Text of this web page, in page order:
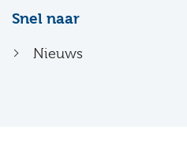
Snel naar
Nieuws